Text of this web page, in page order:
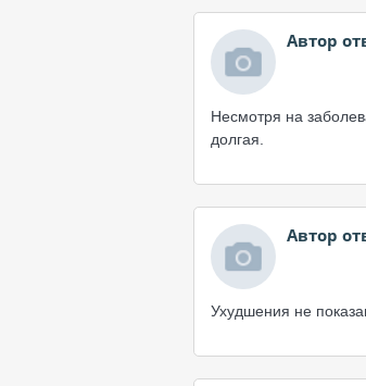
Автор
Несмотря на
долгая.
Автор
Ухудшения не